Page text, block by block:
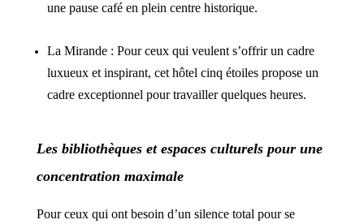
une pause café en plein centre historique.
La Mirande : Pour ceux qui veulent s’offrir un cadre
luxueux et inspirant, cet hôtel cinq étoiles propose un
cadre exceptionnel pour travailler quelques heures.
Les bibliothèques et espaces culturels pour une
concentration maximale
Pour ceux qui ont besoin d’un silence total pour se